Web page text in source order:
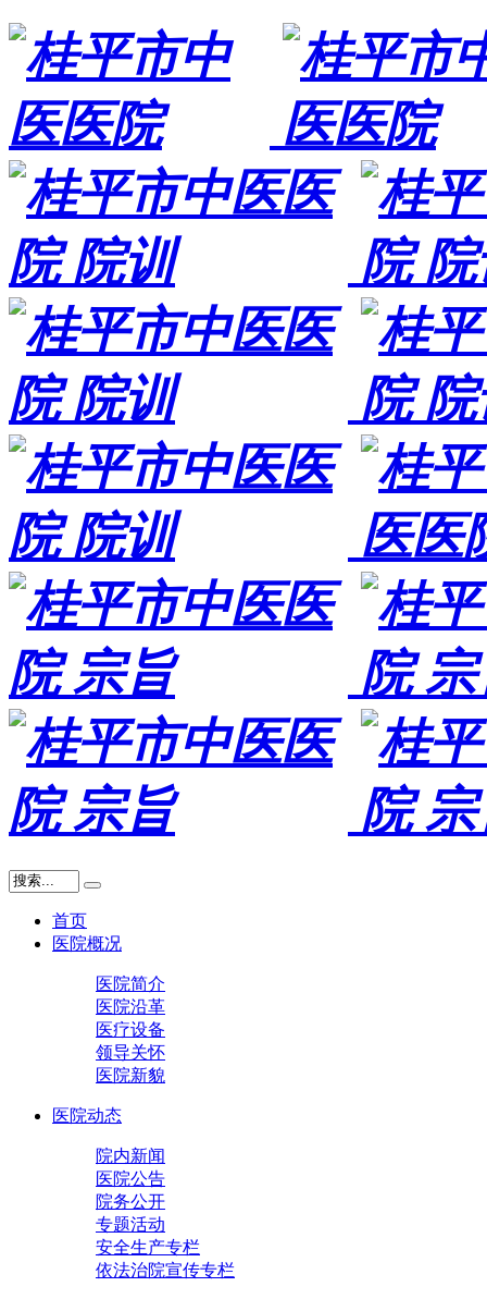
首页
医院概况
医院简介
医院沿革
医疗设备
领导关怀
医院新貌
医院动态
院内新闻
医院公告
院务公开
专题活动
安全生产专栏
依法治院宣传专栏